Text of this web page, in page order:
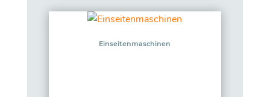
Einseitenmaschinen